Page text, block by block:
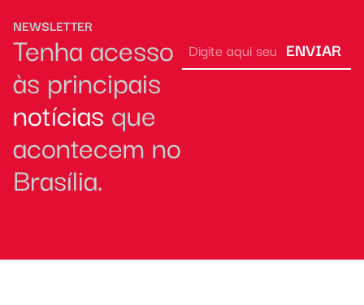
NEWSLETTER
Tenha acesso
às principais
notícias que
acontecem no
Brasília.
ENVIAR